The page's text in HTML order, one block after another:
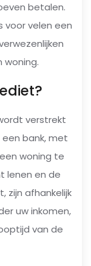
betalen.
voor velen een
woning.
verstrekt
bank, met
woning te
lenen en de
zijn afhankelijk
uw inkomen,
van de